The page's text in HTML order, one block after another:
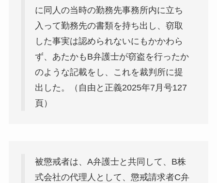
に同人の当時の勤務先事務所内に立ち
入って勤務先の書類を持ち出し、窃取
した事実は認められないにもかかわら
ず、あたかもB弁護士が窃盗を行ったか
のような記載をし、これを裁判所に提
出した。（自由と正義2025年7月号127
頁）
被懲戒者は、A弁護士と共同して、B株
式会社の代理人として、懲戒請求者C弁